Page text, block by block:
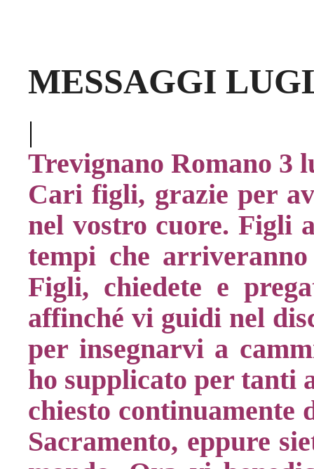
MESSAGGI
|
Trevignano Romano 3
Cari figli, grazie per
nel vostro cuore. Figli
tempi che
Figli, chiedete e
affinché vi guidi nel
per insegnarvi a
ho supplicato per tanti
chiesto continuamente
Sacramento, eppure